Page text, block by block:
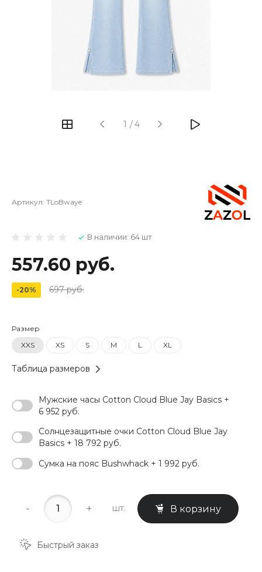
1 /4
Артикул: TLoBwaye
В наличии: 64 шт
557.60 руб.
-20% 697 руб.
Размер
XXS
XS S M L XL
Таблица размеров
Мужские часы Cotton Cloud Blue Jay Basics +
6 952 руб.
Солнцезащитные очки Cotton Cloud Blue Jay
Basics + 18 792 руб.
Сумка на пояс Bushwhack + 1 992 руб.
- + шт. В корзину
Быстрый заказ